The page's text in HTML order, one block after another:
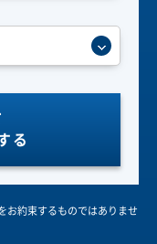
る
お約束するものではありませ